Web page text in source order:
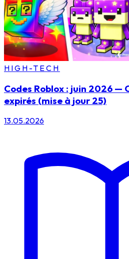
HIGH-TECH
Codes Roblox : juin 2026 —
expirés (mise à jour 25)
13.05.2026